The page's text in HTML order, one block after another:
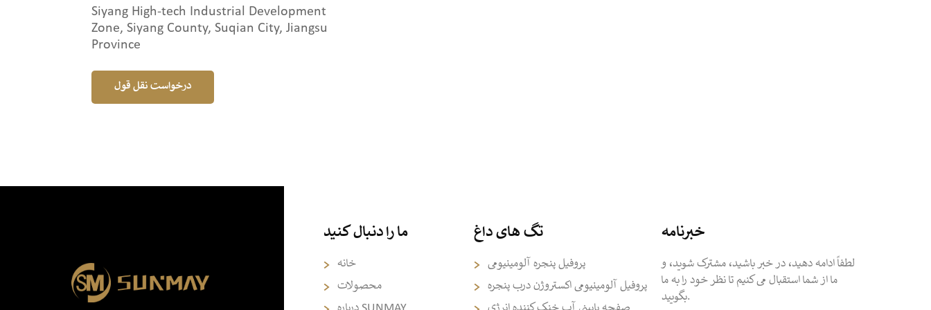
Siyang High-tech Industrial Development
Zone, Siyang County, Suqian City, Jiangsu
Province
درخواست نقل قول
ما را دنبال کنید
خانه
محصولات
تگ های داغ
پروفیل پنجره آلومینیومی
پروفیل آلومینیومی اکستروژن درب پنجره
خبرنامه
لطفاً ادامه دهید، در خبر باشید، مشترک شوید، و
ما از شما استقبال می کنیم تا نظر خود را به ما
بگویید.